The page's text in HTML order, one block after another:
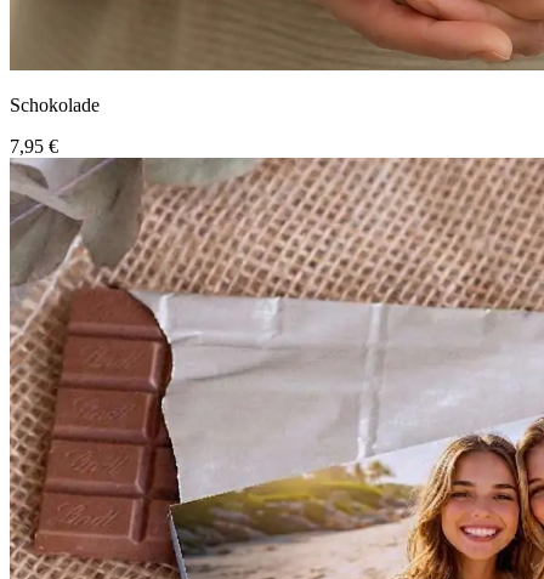
Schokolade
7,95 €